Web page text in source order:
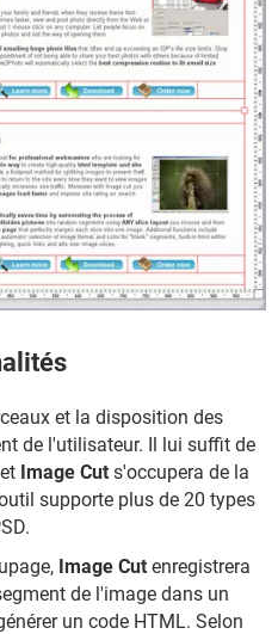
et la disposition des
de l'utilisateur. Il lui suffit de
Image Cut s'occupera de la
supporte plus de 20 types
Image Cut enregistrera
de l'image dans un
un code HTML. Selon